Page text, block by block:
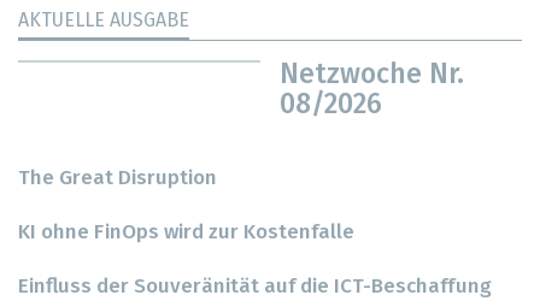
AKTUELLE AUSGABE
Netzwoche Nr.
08/2026
The Great Disruption
KI ohne FinOps wird zur Kostenfalle
Einfluss der Souveränität auf die ICT-Beschaffung